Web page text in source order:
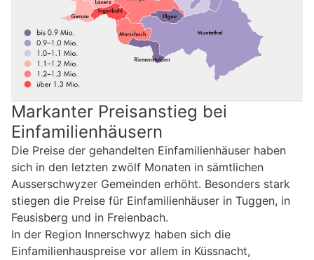
Markanter Preisanstieg bei
Einfamilienhäusern
Die Preise der gehandelten Einfamilienhäuser haben
sich in den letzten zwölf Monaten in sämtlichen
Ausserschwyzer Gemeinden erhöht. Besonders stark
stiegen die Preise für Einfamilienhäuser in Tuggen, in
Feusisberg und in Freienbach.
In der Region Innerschwyz haben sich die
Einfamilienhauspreise vor allem in Küssnacht,